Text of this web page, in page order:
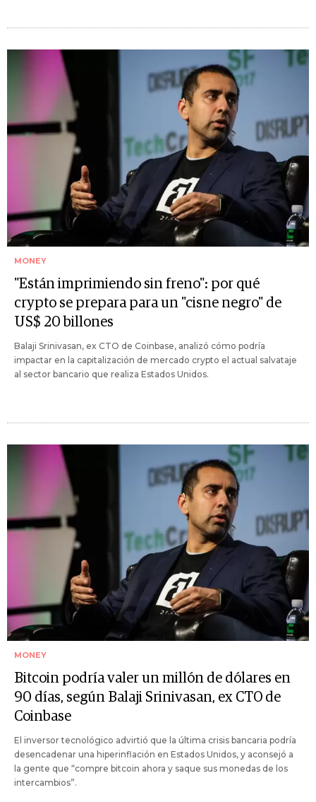
MONEY
"Están imprimiendo sin freno": por qué
crypto se prepara para un "cisne negro" de
US$ 20 billones
Balaji Srinivasan, ex CTO de Coinbase, analizó cómo podría
impactar en la capitalización de mercado crypto el actual salvataje
al sector bancario que realiza Estados Unidos.
MONEY
Bitcoin podría valer un millón de dólares en
90 días, según Balaji Srinivasan, ex CTO de
Coinbase
El inversor tecnológico advirtió que la última crisis bancaria podría
desencadenar una hiperinflación en Estados Unidos, y aconsejó a
la gente que “compre bitcoin ahora y saque sus monedas de los
intercambios”.